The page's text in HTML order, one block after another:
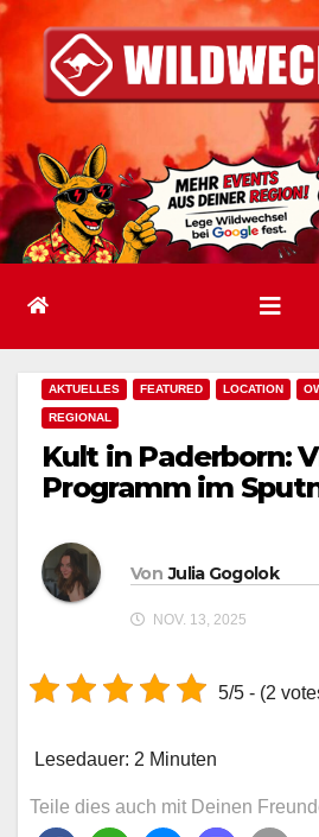
Inhalt
springen
AKTUELLES FEATURED LOCATION
REGIONAL
Kult in Paderborn:
Programm im
Von Julia Gogolok
NOV. 13, 2025
5/5 - (2
Lesedauer: 2 Minuten
Teile dies auch mit Deinen